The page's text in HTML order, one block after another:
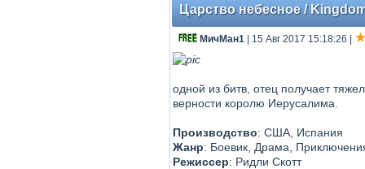
Царство небесное /
МичМан1 | 15 Авг 2017 15:18:26
одной из битв, отец получает
верности королю Иерусалима.
Производство: США, Испания
Жанр: Боевик, Драма,
Режиссер: Ридли Скотт